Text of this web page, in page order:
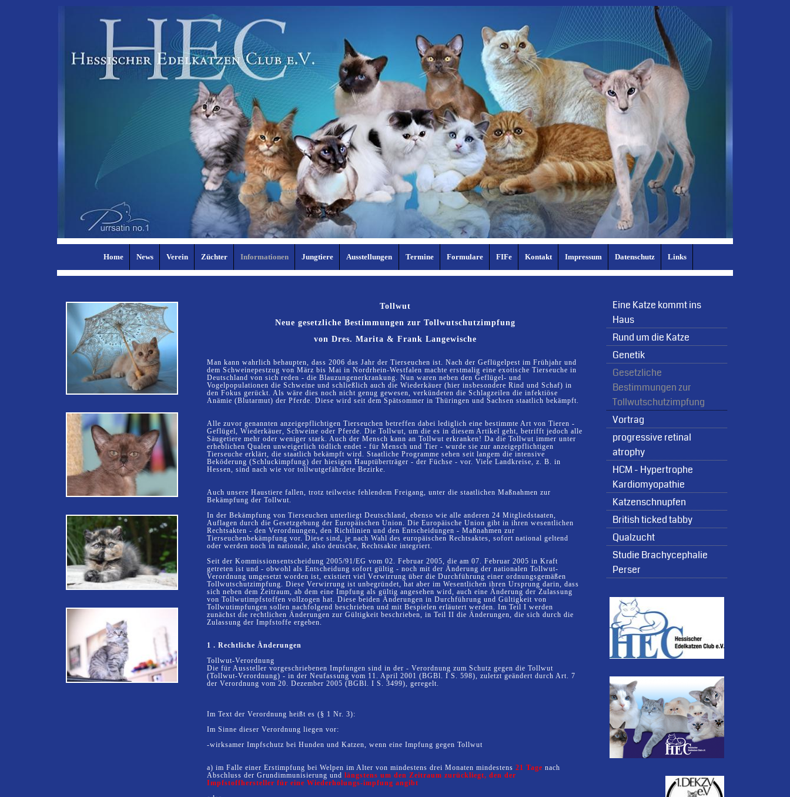
Home News Verein Züchter Informationen Jungtiere Ausstellungen Termine Formulare FIFe Kontakt Impressum Datenschutz Links
Eine Katze kommt ins
Haus
Rund um die Katze
Genetik
Gesetzliche
Bestimmungen zur
Tollwutschutzimpfung
Vortrag
progressive retinal
atrophy
HCM - Hypertrophe
Kardiomyopathie
Katzenschnupfen
British ticked tabby
Qualzucht
Studie Brachycephalie
Perser
Tollwut
Neue gesetzliche Bestimmungen zur Tollwutschutzimpfung
von Dres. Marita & Frank Langewische
Man kann wahrlich behaupten, dass 2006 das Jahr der Tierseuchen ist. Nach der Geflügelpest im Frühjahr und
dem Schweinepestzug von März bis Mai in Nordrhein-Westfalen machte erstmalig eine exotische Tierseuche in
Deutschland von sich reden - die Blauzungenerkrankung. Nun waren neben den Geflügel- und
Vogelpopulationen die Schweine und schließlich auch die Wiederkäuer (hier insbesondere Rind und Schaf) in
den Fokus gerückt. Als wäre dies noch nicht genug gewesen, verkündeten die Schlagzeilen die infektiöse
Anämie (Blutarmut) der Pferde. Diese wird seit dem Spätsommer in Thüringen und Sachsen staatlich bekämpft.
Alle zuvor genannten anzeigepflichtigen Tierseuchen betreffen dabei lediglich eine bestimmte Art von Tieren -
Geflügel, Wiederkäuer, Schweine oder Pferde. Die Tollwut, um die es in diesem Artikel geht, betrifft jedoch alle
Säugetiere mehr oder weniger stark. Auch der Mensch kann an Tollwut erkranken! Da die Tollwut immer unter
erheblichen Qualen unweigerlich tödlich endet - für Mensch und Tier - wurde sie zur anzeigepflichtigen
Tierseuche erklärt, die staatlich bekämpft wird. Staatliche Programme sehen seit langem die intensive
Beköderung (Schluckimpfung) der hiesigen Hauptüberträger - der Füchse - vor. Viele Landkreise, z. B. in
Hessen, sind nach wie vor tollwutgefährdete Bezirke.
Auch unsere Haustiere fallen, trotz teilweise fehlendem Freigang, unter die staatlichen Maßnahmen zur
Bekämpfung der Tollwut.
In der Bekämpfung von Tierseuchen unterliegt Deutschland, ebenso wie alle anderen 24 Mitgliedstaaten,
Auflagen durch die Gesetzgebung der Europäischen Union. Die Europäische Union gibt in ihren wesentlichen
Rechtsakten - den Verordnungen, den Richtlinien und den Entscheidungen - Maßnahmen zur
Tierseuchenbekämpfung vor. Diese sind, je nach Wahl des europäischen Rechtsaktes, sofort national geltend
oder werden noch in nationale, also deutsche, Rechtsakte integriert.
Seit der Kommissionsentscheidung 2005/91/EG vom 02. Februar 2005, die am 07. Februar 2005 in Kraft
getreten ist und - obwohl als Entscheidung sofort gültig - noch mit der Änderung der nationalen Tollwut-
Verordnung umgesetzt worden ist, existiert viel Verwirrung über die Durchführung einer ordnungsgemäßen
Tollwutschutzimpfung. Diese Verwirrung ist unbegründet, hat aber im Wesentlichen ihren Ursprung darin, dass
sich neben dem Zeitraum, ab dem eine Impfung als gültig angesehen wird, auch eine Änderung der Zulassung
von Tollwutimpfstoffen vollzogen hat. Diese beiden Änderungen in Durchführung und Gültigkeit von
Tollwutimpfungen sollen nachfolgend beschrieben und mit Bespielen erläutert werden. Im Teil I werden
zunächst die rechtlichen Änderungen zur Gültigkeit beschrieben, in Teil II die Änderungen, die sich durch die
Zulassung der Impfstoffe ergeben.
1 . Rechtliche Änderungen
Tollwut-Verordnung
Die für Aussteller vorgeschriebenen Impfungen sind in der - Verordnung zum Schutz gegen die Tollwut
(Tollwut-Verordnung) - in der Neufassung vom 11. April 2001 (BGBl. I S. 598), zuletzt geändert durch Art. 7
der Verordnung vom 20. Dezember 2005 (BGBl. I S. 3499), geregelt.
Im Text der Verordnung heißt es (§ 1 Nr. 3):
Im Sinne dieser Verordnung liegen vor:
-wirksamer Impfschutz bei Hunden und Katzen, wenn eine Impfung gegen Tollwut
a) im Falle einer Erstimpfung bei Welpen im Alter von mindestens drei Monaten mindestens 21 Tage nach
Abschluss der Grundimmunisierung und längstens um den Zeitraum zurückliegt, den der
Impfstoffhersteller für eine Wiederholungs-impfung angibt